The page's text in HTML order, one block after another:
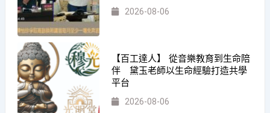
2026-08-06
【百工達人】 從音樂教育到生命陪
伴 黛玉老師以生命經驗打造共學
平台
2026-08-06